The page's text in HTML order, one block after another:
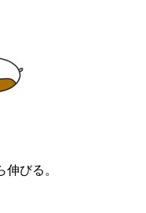
びる。